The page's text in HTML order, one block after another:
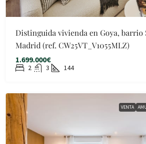
Distinguida vivienda en Goya, barrio
Madrid (ref. CW25VT_V1055MLZ)
1.699.000€
2 3 144
VENTA